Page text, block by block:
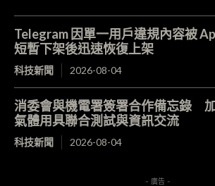
Telegram 因單一用戶違規內容被
短暫下架後迅速恢復上架
科技新聞 2026-08-04
消委會與機電署簽署合作備忘錄
氣體用具聯合測試與資訊交流
科技新聞 2026-08-04
- 廣告 -